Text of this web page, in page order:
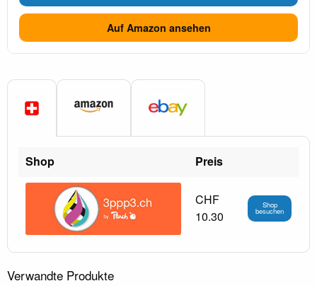
Auf Amazon ansehen
Shop Preis
CHF
10.30
Shop
besuchen
Verwandte Produkte